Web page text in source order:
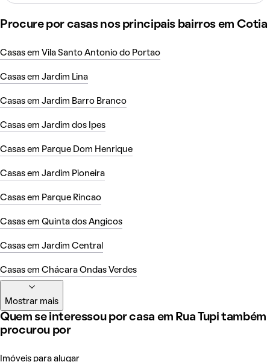
Procure por casas nos principais bairros em Cotia
Casas em Vila Santo Antonio do Portao
Casas em Jardim Lina
Casas em Jardim Barro Branco
Casas em Jardim dos Ipes
Casas em Parque Dom Henrique
Casas em Jardim Pioneira
Casas em Parque Rincao
Casas em Quinta dos Angicos
Casas em Jardim Central
Casas em Chácara Ondas Verdes
Mostrar mais
Quem se interessou por casa em Rua Tupi também
procurou por
Imóveis para alugar